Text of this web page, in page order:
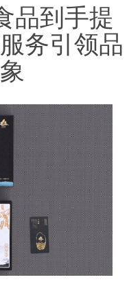
品到手提
务引领品